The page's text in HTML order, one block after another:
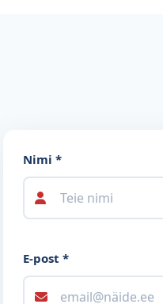
Nimi *
E-post *